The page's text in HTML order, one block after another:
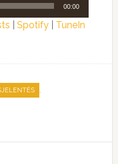
00:00
Spotify| TuneIn
,